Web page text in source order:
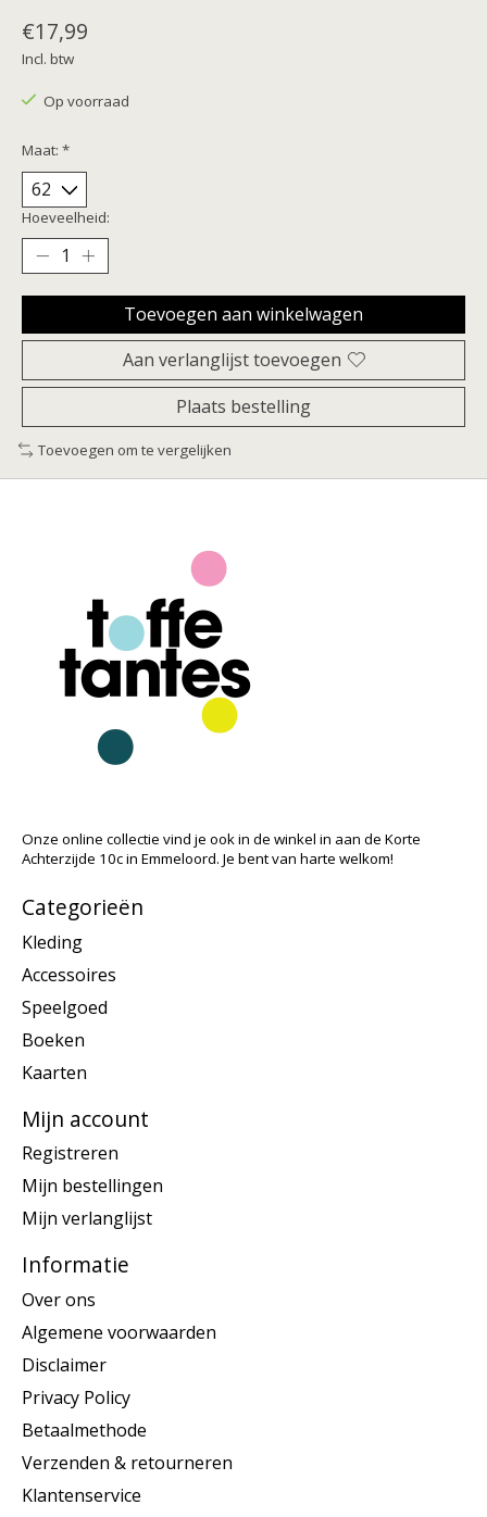
€17,99
Incl. btw
Op voorraad
Maat: *
Hoeveelheid:
Toevoegen aan winkelwagen
Aan verlanglijst toevoegen
Plaats bestelling
Toevoegen om te vergelijken
Onze online collectie vind je ook in de winkel in aan de Korte
Achterzijde 10c in Emmeloord. Je bent van harte welkom!
Categorieën
Kleding
Accessoires
Speelgoed
Boeken
Kaarten
Mijn account
Registreren
Mijn bestellingen
Mijn verlanglijst
Informatie
Over ons
Algemene voorwaarden
Disclaimer
Privacy Policy
Betaalmethode
Verzenden & retourneren
Klantenservice